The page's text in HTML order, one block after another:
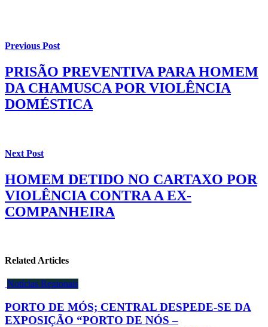
Previous Post
PRISÃO PREVENTIVA PARA HOMEM
DA CHAMUSCA POR VIOLÊNCIA
DOMÉSTICA
Next Post
HOMEM DETIDO NO CARTAXO POR
VIOLÊNCIA CONTRA A EX-
COMPANHEIRA
Related Articles
Notícias Regionais
PORTO DE MÓS; CENTRAL DESPEDE-SE DA
EXPOSIÇÃO “PORTO DE NÓS –